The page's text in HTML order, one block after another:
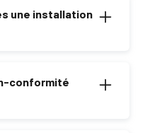
à la terre sont des
une installation
évitant tout risque
conformité